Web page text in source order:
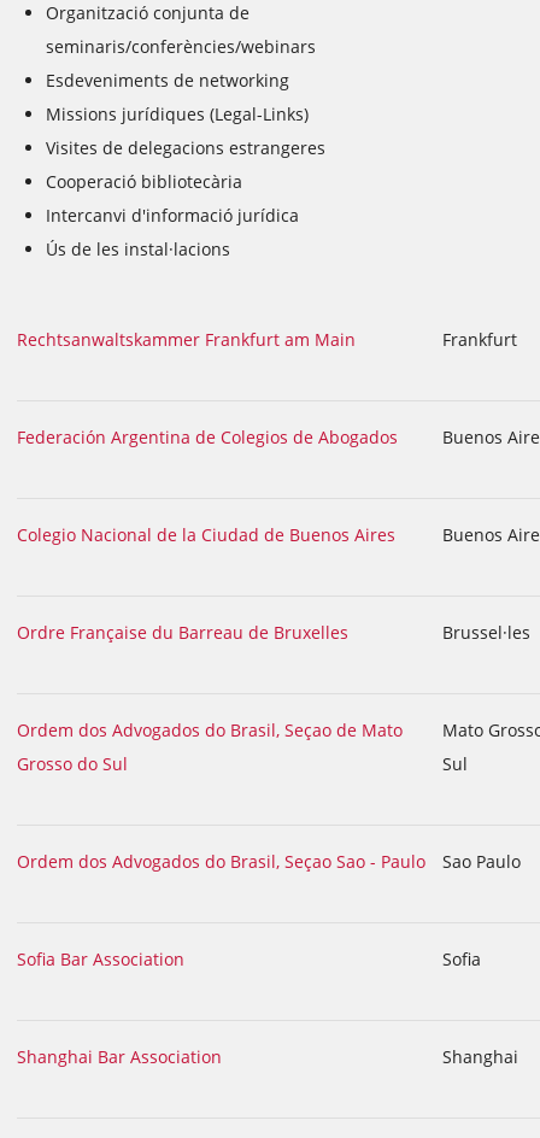
Organització conjunta de
seminaris/conferències/webinars
Esdeveniments de networking
Missions jurídiques (Legal-Links)
Visites de delegacions estrangeres
Cooperació bibliotecària
Intercanvi d'informació jurídica
Ús de les instal·lacions
Rechtsanwaltskammer Frankfurt am Main Frankfurt
Federación Argentina de Colegios de Abogados Buenos
Colegio Nacional de la Ciudad de Buenos Aires Buenos
Ordre Française du Barreau de Bruxelles Brussel·les
Ordem dos Advogados do Brasil, Seçao de Mato
Grosso do Sul
Mato
Sul
Ordem dos Advogados do Brasil, Seçao Sao - Paulo Sao Paulo
Sofia Bar Association Sofia
Shanghai Bar Association Shanghai